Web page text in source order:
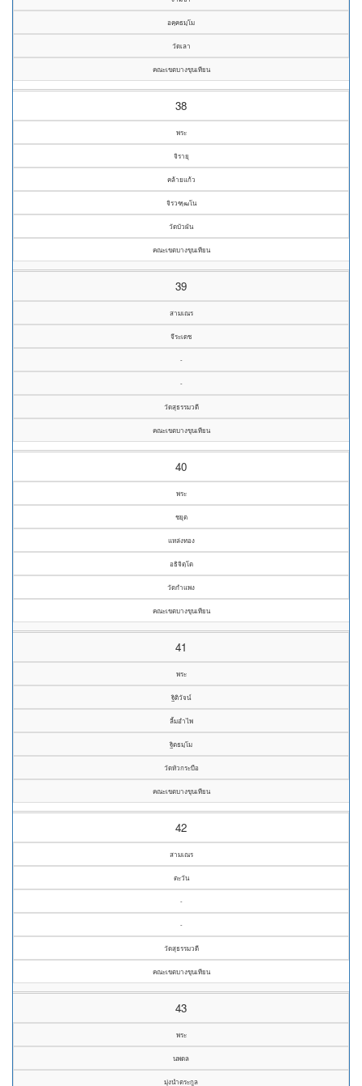
อคฺคธมฺโม
วัดเลา
คณะเขตบางขุนเทียน
38
พระ
จิรายุ
คล้ายแก้ว
จิรวฑฺฒโน
วัดบัวผัน
คณะเขตบางขุนเทียน
39
สามเณร
จีระเดช
-
-
วัดสุธรรมวดี
คณะเขตบางขุนเทียน
40
พระ
ชยุต
แหล่งทอง
อธิจิตฺโต
วัดกำแพง
คณะเขตบางขุนเทียน
41
พระ
ฐิติวัจน์
ลิ้มอำไพ
ฐิตธมฺโม
วัดหัวกระบือ
คณะเขตบางขุนเทียน
42
สามเณร
ตะวัน
-
-
วัดสุธรรมวดี
คณะเขตบางขุนเทียน
43
พระ
นพดล
มุ่งนำตระกูล